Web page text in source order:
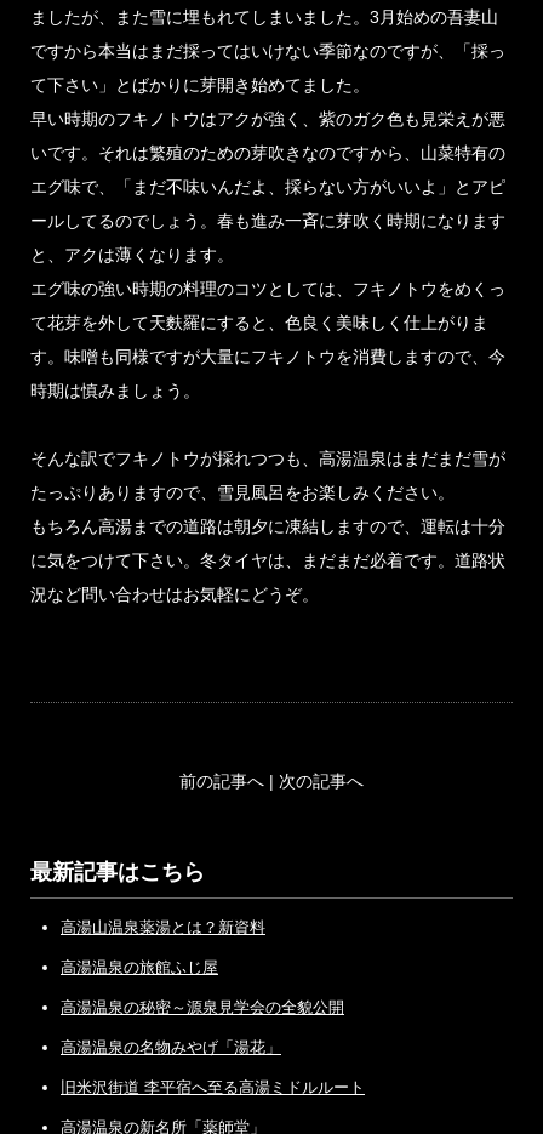
ましたが、また雪に埋もれてしまいました。3月始めの吾妻山
ですから本当はまだ採ってはいけない季節なのですが、「採っ
て下さい」とばかりに芽開き始めてました。
早い時期のフキノトウはアクが強く、紫のガク色も見栄えが悪
いです。それは繁殖のための芽吹きなのですから、山菜特有の
エグ味で、「まだ不味いんだよ、採らない方がいいよ」とアピ
ールしてるのでしょう。春も進み一斉に芽吹く時期になります
と、アクは薄くなります。
エグ味の強い時期の料理のコツとしては、フキノトウをめくっ
て花芽を外して天麩羅にすると、色良く美味しく仕上がりま
す。味噌も同様ですが大量にフキノトウを消費しますので、今
時期は慎みましょう。
そんな訳でフキノトウが採れつつも、高湯温泉はまだまだ雪が
たっぷりありますので、雪見風呂をお楽しみください。
もちろん高湯までの道路は朝夕に凍結しますので、運転は十分
に気をつけて下さい。冬タイヤは、まだまだ必着です。道路状
況など問い合わせはお気軽にどうぞ。
前の記事へ | 次の記事へ
最新記事はこちら
高湯山温泉薬湯とは？新資料
高湯温泉の旅館ふじ屋
高湯温泉の秘密～源泉見学会の全貌公開
高湯温泉の名物みやげ「湯花」
旧米沢街道 李平宿へ至る高湯ミドルルート
高湯温泉の新名所「薬師堂」